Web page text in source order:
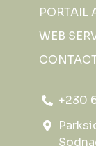
PORTAIL
WEB
+230